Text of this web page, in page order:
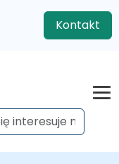
Kontakt